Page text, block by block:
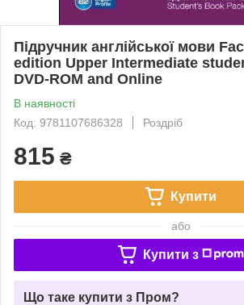
Підручник англійської мови
edition Upper Intermediate
DVD-ROM and Online
В наявності
Код: 9781107686328
Роздріб
815 ₴
Купити
або
Купити з
Що таке купити з Пром?